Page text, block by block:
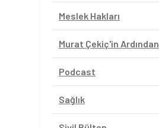
Meslek Hakları
Murat Çekiç'in Ardından
Podcast
Sağlık